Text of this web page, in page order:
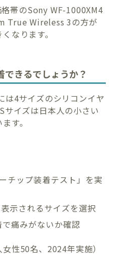
帯のSony WF-1000XM4
True Wireless 3の方が
なります。
きるでしょうか？
4サイズのシリコンイヤ
サイズは日本人の小さい
す。
チップ装着テスト」を実
示されるサイズを選択
痛みがないか確認
性50名、2024年実施）